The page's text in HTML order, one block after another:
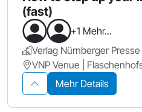
(fast)
+1 Mehr...
Verlag Nürnberger Presse
VNP Venue |
Mehr Details